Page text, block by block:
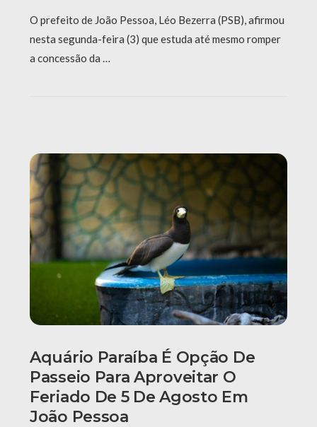
O prefeito de João Pessoa, Léo Bezerra (PSB), afirmou
nesta segunda-feira (3) que estuda até mesmo romper
a concessão da …
Aquário Paraíba É Opção De
Passeio Para Aproveitar O
Feriado De 5 De Agosto Em
João Pessoa